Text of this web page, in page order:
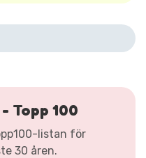
Topp 100
listan för
30 åren.